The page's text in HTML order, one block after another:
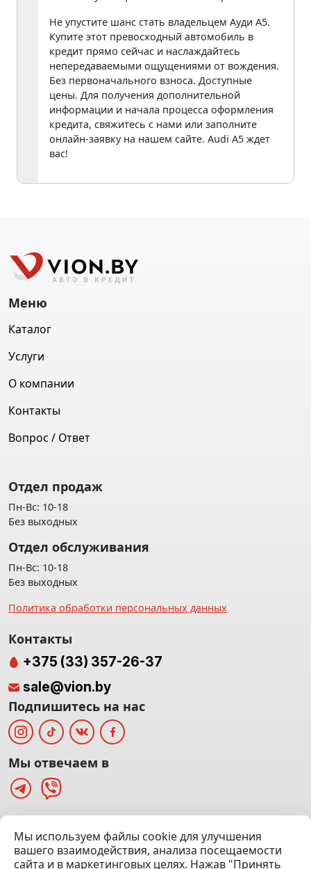
Не упустите шанс стать владельцем Ауди А5.
Купите этот превосходный автомобиль в
кредит прямо сейчас и наслаждайтесь
непередаваемыми ощущениями от вождения.
Без первоначального взноса. Доступные
цены. Для получения дополнительной
информации и начала процесса оформления
кредита, свяжитесь с нами или заполните
онлайн-заявку на нашем сайте. Audi A5 ждет
вас!
(Офис: 5 этаж | Осмотр авто: 5 этаж)
Посмотреть на карте
Меню
Каталог
Услуги
О компании
Контакты
Вопрос / Ответ
Отдел продаж
Пн-Вс: 10-18
Без выходных
Отдел обслуживания
Пн-Вс: 10-18
Без выходных
Политика обработки персональных данных
Мы используем файлы cookie для улучшения
вашего взаимодействия, анализа посещаемости
сайта и в маркетинговых целях. Нажав "Принять
Контакты
+375 (33) 357-26-37
sale@vion.by
Подпишитесь на нас
Мы отвечаем в